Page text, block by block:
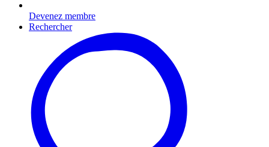
Devenez membre
Rechercher